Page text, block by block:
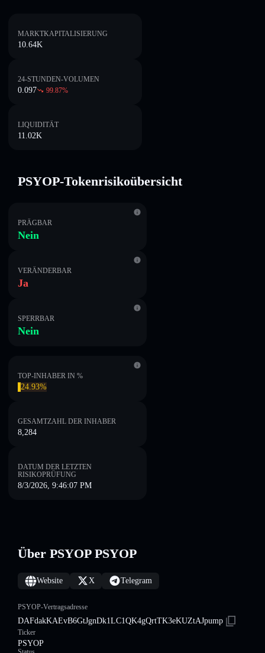
MARKTKAPITALISIERUNG
10.64K
24-STUNDEN-VOLUMEN
0.097 99.87%
LIQUIDITÄT
11.02K
PSYOP-Tokenrisikoübersicht
PRÄGBAR
Nein
VERÄNDERBAR
Ja
SPERRBAR
Nein
TOP-INHABER IN %
24.93%
GESAMTZAHL DER INHABER
8,284
DATUM DER LETZTEN
RISIKOPRÜFUNG
8/3/2026, 9:46:07 PM
Über PSYOP PSYOP
Website X Telegram
PSYOP-Vertragsadresse
DAFdakKAEvB6GtJgnDk1LC1QK4gQrtTK3eKUZtAJpump
Ticker
PSYOP